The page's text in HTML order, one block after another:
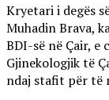
Kryetari i degës
Muhadin Brava,
BDI-së në Çair, e
Gjinekologjik të
ndaj stafit për të